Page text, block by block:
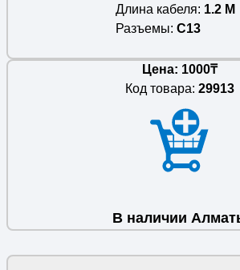
Длина кабеля 1.2 M
Разъемы С13
Цена: 1000₸
Код товара: 29913
В наличии